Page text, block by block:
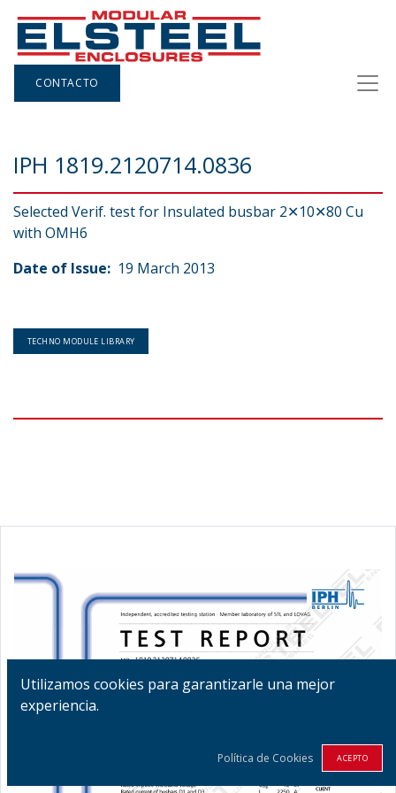
CONTACTO
IPH 1819.2120714.0836
Selected Verif. test for Insulated busbar 2✕10✕80 Cu
with OMH6
Date of Issue: 19 March 2013
TECHNO MODULE LIBRARY
Utilizamos cookies para garantizarle una mejor
experiencia.
Política de Cookies ACEPTO